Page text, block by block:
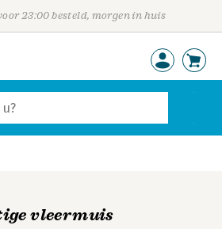
23:00 besteld, morgen in huis
vleermuis